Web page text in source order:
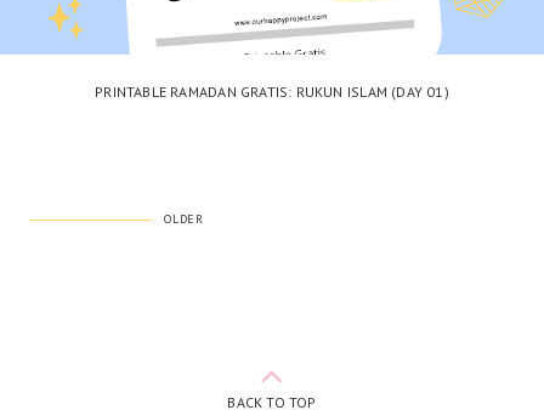
PRINTABLE RAMADAN GRATIS: RUKUN ISLAM (DAY 01)
OLDER
BACK TO TOP